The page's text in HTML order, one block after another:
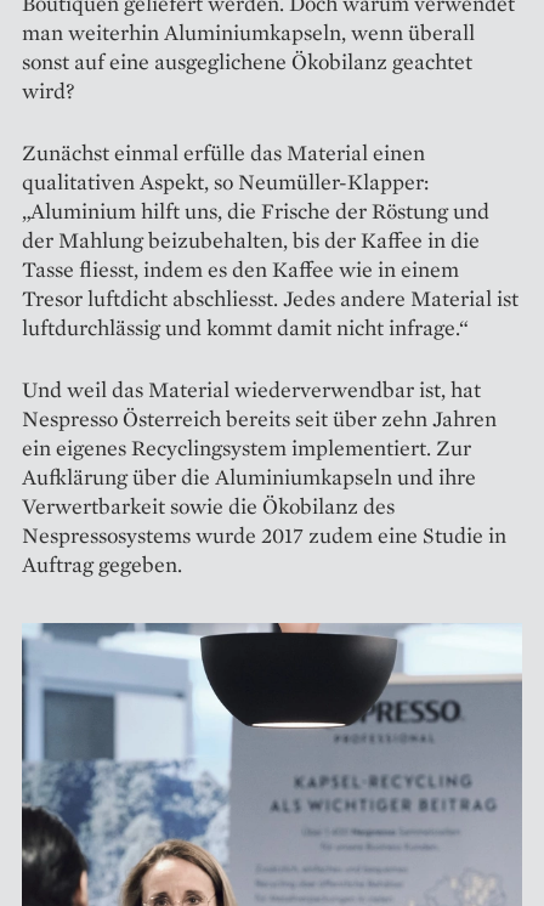
man weiterhin Aluminiumkapseln, wenn überall
sonst auf eine ausgeglichene Ökobilanz geachtet
wird?
Zunächst einmal erfülle das Material einen
qualitativen Aspekt, so Neumüller-Klapper:
„Aluminium hilft uns, die Frische der Röstung und
der Mahlung beizubehalten, bis der Kaffee in die
Tasse fliesst, indem es den Kaffee wie in einem
Tresor luftdicht abschliesst. Jedes andere Material ist
luftdurchlässig und kommt damit nicht infrage.“
Und weil das Material wiederverwendbar ist, hat
Nespresso Österreich bereits seit über zehn Jahren
ein eigenes Recyclingsystem implementiert. Zur
Aufklärung über die Aluminiumkapseln und ihre
Verwertbarkeit sowie die Ökobilanz des
Nespressosystems wurde 2017 zudem eine Studie in
Auftrag gegeben.